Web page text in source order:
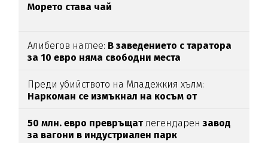
Морето става чай
Алибегов наглее: В заведението с таратора
за 10 евро няма свободни места
Преди убийството на Младежкия хълм:
Наркоман се измъкнал на косъм от
50 млн. евро превръщатлегендарензавод
за вагони в индустриален парк